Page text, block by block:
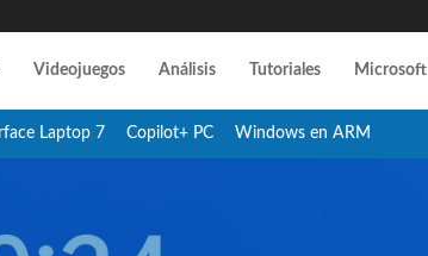
Videojuegos Análisis Tutoriales Microsoft
Laptop 7 Copilot+ PC Windows en ARM